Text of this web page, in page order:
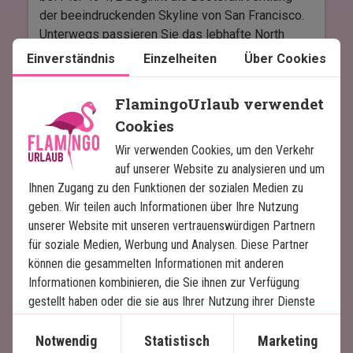
Die Tour dauert 8-9 Stunden und beinhaltet
Weinproben an insgesamt 3 Stopps in Sonoma &
Bitte bringen Sie einen gültigen Ausweis mit.
der beeindruckenden Skyline von San Francisco.
Unterwegs passieren Sie das lebhafte North
Beach, die beliebten Schwimmclubs im Aquatic
Park, die historischen Schiffe am Hyde Street
Park und mehrere andere spannende
Sehenswürdigkeiten.
Die Tour setzt sich westwärts in Richtung Golden
Gate Bridge fort, wo Sie einen Blick auf Fort
Mason und das elegante Marina District werfen
können. Danach fahren Sie an Crissy Field und
den grünen Hügeln im Presidio vorbei –
ehemalige Militärgebiete, die heute Teil des
Golden Gate National Recreation Area sind.
Vergessen Sie nicht, die Kamera bereit zu halten,
wenn Sie direkt unter der ikonischen Golden Gate
Einverständnis Einzelheiten Über Cookies
FlamingoUrlaub verwendet
Cookies
Wir verwenden Cookies, um den Verkehr
auf unserer Website zu analysieren und um
Ihnen Zugang zu den Funktionen der sozialen Medien zu
geben. Wir teilen auch Informationen über Ihre Nutzung
unserer Website mit unseren vertrauenswürdigen Partnern
für soziale Medien, Werbung und Analysen. Diese Partner
können die gesammelten Informationen mit anderen
Informationen kombinieren, die Sie ihnen zur Verfügung
gestellt haben oder die sie aus Ihrer Nutzung ihrer Dienste
Notwendig Statistisch Marketing